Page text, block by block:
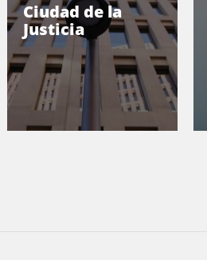
Ciudad de la
Justicia